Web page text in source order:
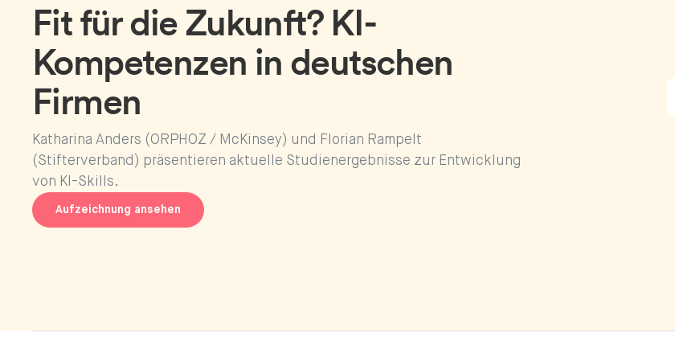
Fit für die Zukunft? KI-
Kompetenzen in deutschen
Firmen
Katharina Anders (ORPHOZ / McKinsey) und Florian Rampelt
(Stifterverband) präsentieren aktuelle Studienergebnisse zur Entwicklung
von KI-Skills.
Aufzeichnung ansehen